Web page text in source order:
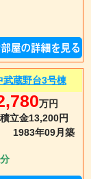
武蔵野台3号棟
万円
立金13,200円
1983年09月 築